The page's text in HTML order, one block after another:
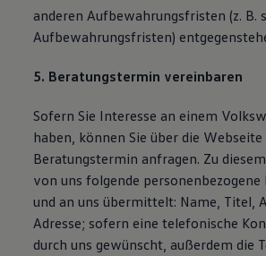
anderen Aufbewahrungsfristen (z. B.
Aufbewahrungsfristen)
5. Beratungstermin vereinbaren
Sofern Sie Interesse an einem
haben, können Sie über die Webseite
Beratungstermin anfragen. Zu
von uns folgende
und an uns übermittelt: Name, Titel,
Adresse; sofern eine telefonische
durch uns gewünscht, außerdem die